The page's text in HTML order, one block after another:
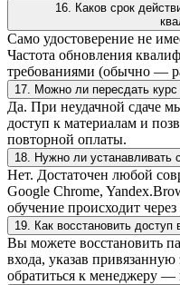
16. Каков срок
Само удостоверение не
Частота обновления
требованиями (обычно —
17. Можно ли пересдать курс
Да. При неудачной сдаче
доступ к материалам и
повторной оплаты.
18. Нужно ли устанавливать
Нет. Достаточен любой
Google Chrome,
обучение происходит
19. Как восстановить
Вы можете восстановить
входа, указав
обратиться к менеджеру